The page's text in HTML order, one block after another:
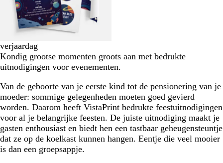
verjaardag
Kondig grootse momenten groots aan met bedrukte
uitnodigingen voor evenementen.
Van de geboorte van je eerste kind tot de pensionering van je
moeder: sommige gelegenheden moeten goed gevierd
worden. Daarom heeft VistaPrint bedrukte feestuitnodigingen
voor al je belangrijke feesten. De juiste uitnodiging maakt je
gasten enthousiast en biedt hen een tastbaar geheugensteuntje
dat ze op de koelkast kunnen hangen. Eentje die veel mooier
is dan een groepsappje.